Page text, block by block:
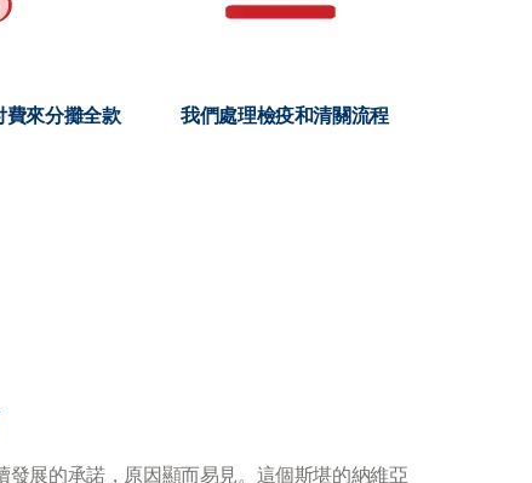
來分攤全款 我們處理檢疫和清關流程
展的承諾，原因顯而易見。這個斯堪的納維亞